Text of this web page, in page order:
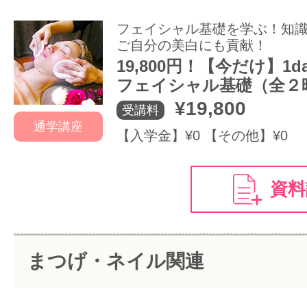
通学講座
フェイシャル基礎を学ぶ！知
ご自分の美白にも貢献！
19,800円！【今だけ】
フェイシャル基礎（全２
受講料 ¥19,800
【入学金】¥0 【その他】¥0
資
まつげ・ネイル関連